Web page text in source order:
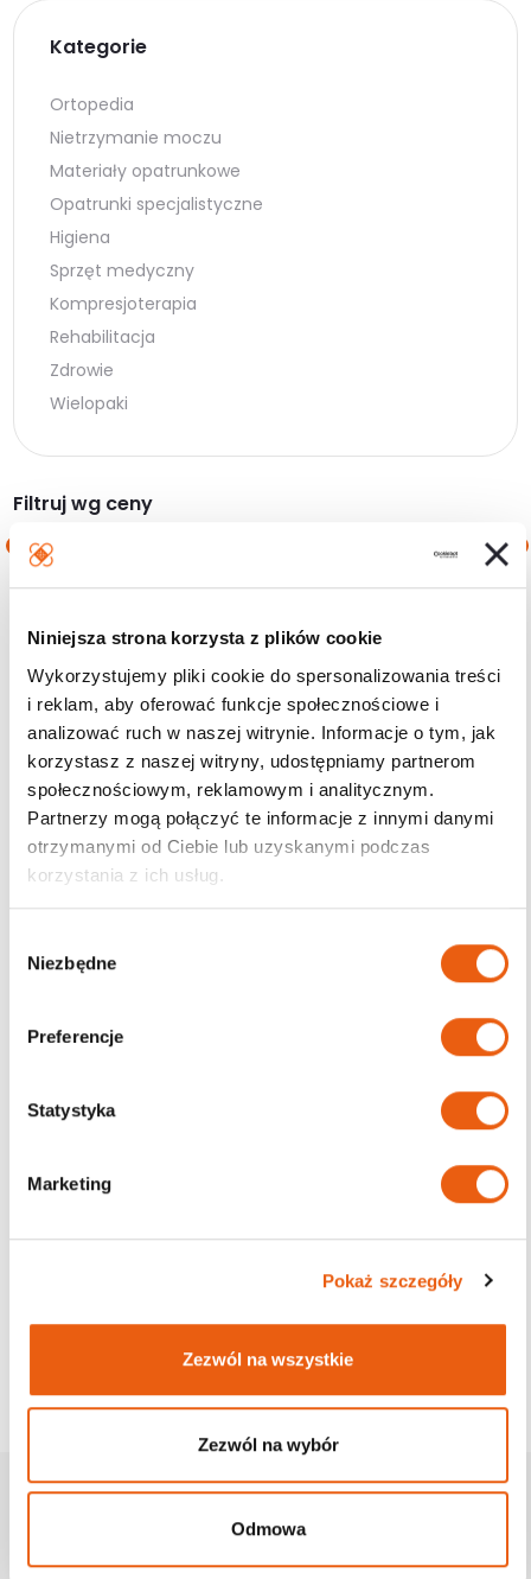
Niniejsza strona korzysta z plików cookie
Wykorzystujemy pliki cookie do spersonalizowania treści
i reklam, aby oferować funkcje społecznościowe i
analizować ruch w naszej witrynie. Informacje o tym, jak
korzystasz z naszej witryny, udostępniamy partnerom
społecznościowym, reklamowym i analitycznym.
Partnerzy mogą połączyć te informacje z innymi danymi
otrzymanymi od Ciebie lub uzyskanymi podczas
korzystania z ich usług.
Niezbędne
Preferencje
Statystyka
Marketing
Pokaż szczegóły
Zezwól na wszystkie
Zezwól na wybór
Odmowa
Kategorie
Ortopedia
Nietrzymanie moczu
Materiały opatrunkowe
Opatrunki specjalistyczne
Higiena
Sprzęt medyczny
Kompresjoterapia
Rehabilitacja
Zdrowie
Wielopaki
Filtruj wg ceny
Filtruj
Darmowa dostawa
od 200zł
Zapisz Się Na Newsletter
Bądź na bieżąco z naszymi wszystkimi nowościami i promocjami.